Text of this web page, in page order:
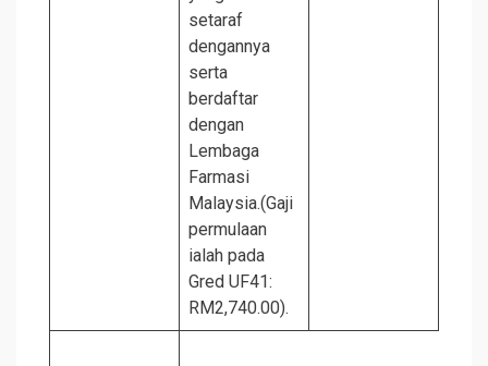
setaraf
dengannya
serta
berdaftar
dengan
Lembaga
Farmasi
Malaysia.(Gaji
permulaan
ialah pada
Gred UF41:
RM2,740.00).